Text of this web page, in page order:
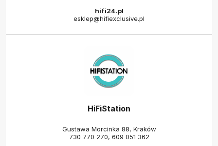
hifi24.pl
esklep@hifiexclusive.pl
HiFiStation
Gustawa Morcinka 88, Kraków
730 770 270, 609 051 362